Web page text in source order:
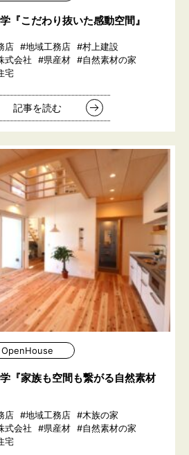
『こだわり抜いた感動空間』
店 #地域工務店 #村上建設
式会社 #県産材 #自然素材の家
宅
記事を読む
OpenHouse
『家族も空間も繋がる自然素材
店 #地域工務店 #木族の家
式会社 #県産材 #自然素材の家
宅